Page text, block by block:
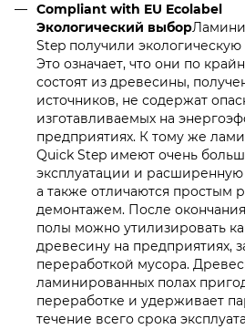
Compliant with EU Ecolabel
Экологический выбор
Step получили экологическую
Это означает, что они по
состоят из древесины,
источников, не содержат
изготавливаемых на
предприятиях. К тому же
Quick Step имеют очень
эксплуатации и расширенную
а также отличаются простым
демонтажем. После
полы можно утилизировать
древесину на предприятиях,
переработкой мусора.
ламинированных полах
переработке и удерживает
течение всего срока